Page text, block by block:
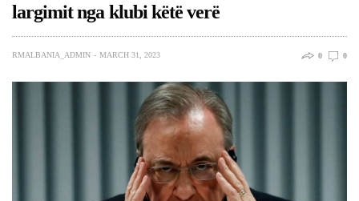
largimit nga klubi këtë verë
RMALBANIA_ADMIN MARCH 31, 2023 0 0